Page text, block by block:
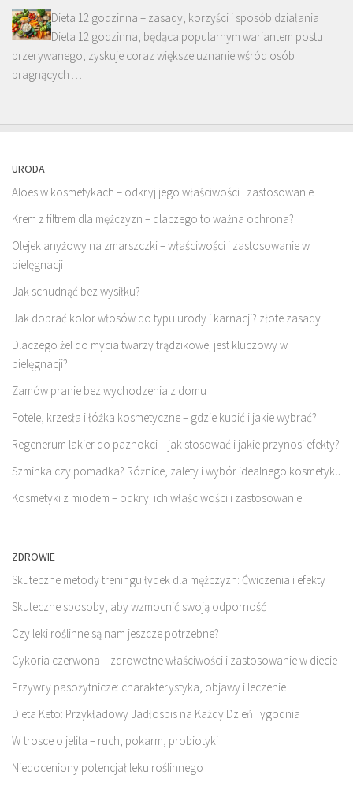
Dieta 12 godzinna – zasady, korzyści i sposób działania
Dieta 12 godzinna, będąca popularnym wariantem postu
przerywanego, zyskuje coraz większe uznanie wśród osób
pragnących …
URODA
Aloes w kosmetykach – odkryj jego właściwości i zastosowanie
Krem z filtrem dla mężczyzn – dlaczego to ważna ochrona?
Olejek anyżowy na zmarszczki – właściwości i zastosowanie w
pielęgnacji
Jak schudnąć bez wysiłku?
Jak dobrać kolor włosów do typu urody i karnacji? złote zasady
Dlaczego żel do mycia twarzy trądzikowej jest kluczowy w
pielęgnacji?
Zamów pranie bez wychodzenia z domu
Fotele, krzesła i łóżka kosmetyczne – gdzie kupić i jakie wybrać?
Regenerum lakier do paznokci – jak stosować i jakie przynosi efekty?
Szminka czy pomadka? Różnice, zalety i wybór idealnego kosmetyku
Kosmetyki z miodem – odkryj ich właściwości i zastosowanie
ZDROWIE
Skuteczne metody treningu łydek dla mężczyzn: Ćwiczenia i efekty
Skuteczne sposoby, aby wzmocnić swoją odporność
Czy leki roślinne są nam jeszcze potrzebne?
Cykoria czerwona – zdrowotne właściwości i zastosowanie w diecie
Przywry pasożytnicze: charakterystyka, objawy i leczenie
Dieta Keto: Przykładowy Jadłospis na Każdy Dzień Tygodnia
W trosce o jelita – ruch, pokarm, probiotyki
Niedoceniony potencjał leku roślinnego